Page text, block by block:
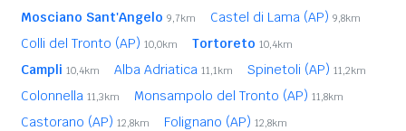
Mosciano Sant'Angelo 9,7km Castel di Lama (AP) 9,8km
Colli del Tronto (AP) 10,0km Tortoreto 10,4km
Campli 10,4km Alba Adriatica 11,1km Spinetoli (AP) 11,2km
Colonnella 11,3km Monsampolo del Tronto (AP) 11,8km
Castorano (AP) 12,8km Folignano (AP) 12,8km